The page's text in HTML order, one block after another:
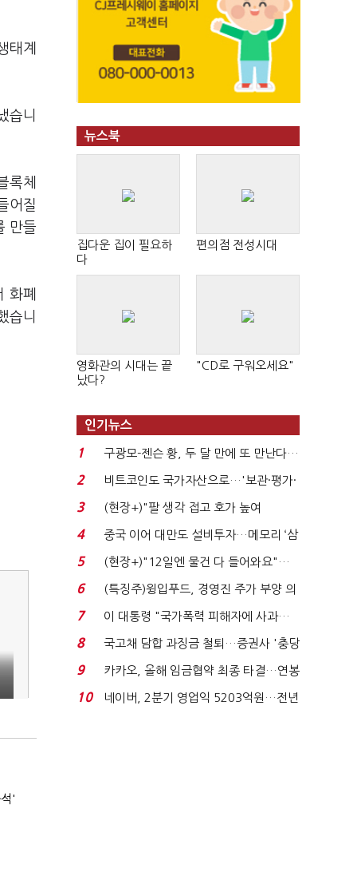
태계
습니
록체
어질
만들
화폐
습니
'
뉴스북
집다운 집이 필요하
다
편의점 전성시대
영화관의 시대는 끝
났다?
"CD로 구워오세요"
인기뉴스
1
구광모-젠슨 황, 두 달 만에 또 만난다…
로봇·AI 등 논...
2
비트코인도 국가자산으로…'보관·평가·
처분' 기준은 ...
3
(현장+)"팔 생각 접고 호가 높여
요"…'덜 똘똘한 한 채' 20...
4
중국 이어 대만도 설비투자…메모리 ‘삼
국전쟁’
5
(현장+)"12일엔 물건 다 들어와요"…
빈 매대 채우며 문 연 ...
6
(특징주)윙입푸드, 경영진 주가 부양 의
지에 상한가...
7
이 대통령 "국가폭력 피해자에 사과…
적극적 조사로 진...
8
국고채 담합 과징금 철퇴…증권사 '충당
금 폭탄' 우려...
9
카카오, 올해 임금협약 최종 타결…연봉
6.3% 인상·격려...
10
네이버, 2분기 영업익 5203억원…전년